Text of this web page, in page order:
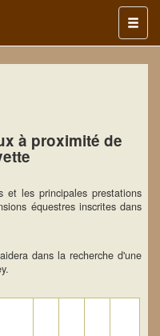
Menu
à proximité de
et les principales prestations
équestres inscrites dans
dans la recherche d'une